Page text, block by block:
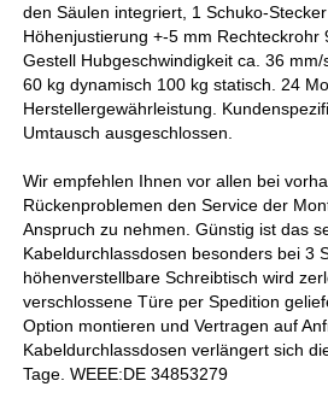
den Säulen integriert, 1 Schuko-
Höhenjustierung +-5 mm Rechteckrohr
Gestell Hubgeschwindigkeit ca. 36
60 kg dynamisch 100 kg statisch. 24
Herstellergewährleistung.
Umtausch ausgeschlossen.
Wir empfehlen Ihnen vor allen bei
Rückenproblemen den Service der
Anspruch zu nehmen. Günstig ist das
Kabeldurchlassdosen besonders bei 3
höhenverstellbare Schreibtisch wird
verschlossene Türe per Spedition
Option montieren und Vertragen auf
Kabeldurchlassdosen verlängert sich
Tage. WEEE:DE 34853279